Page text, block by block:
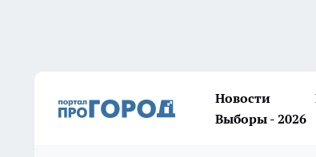
Новости
Выборы - 2026